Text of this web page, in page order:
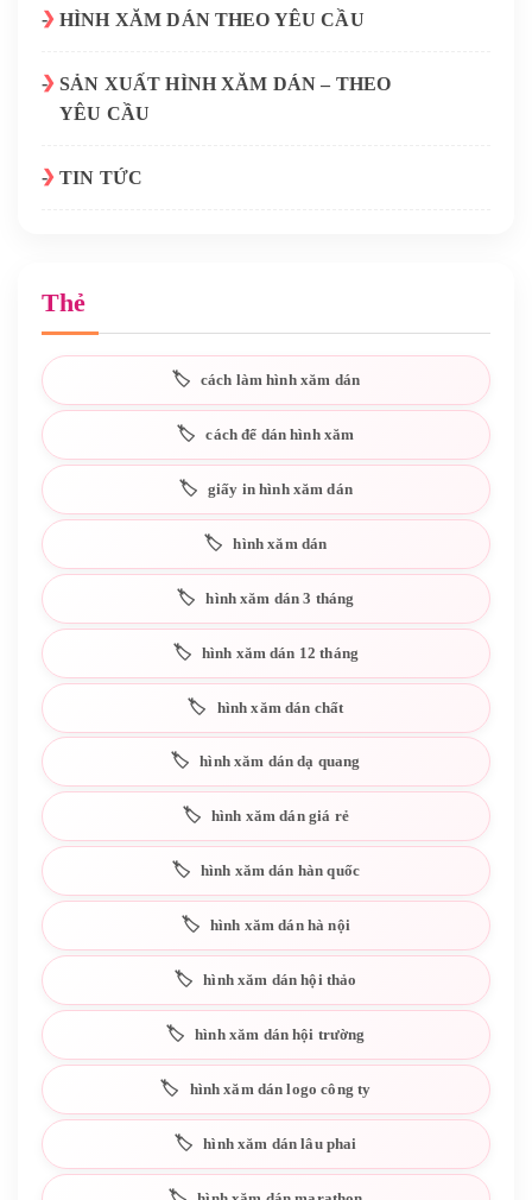
HÌNH XĂM DÁN THEO YÊU CẦU
SẢN XUẤT HÌNH XĂM DÁN – THEO
YÊU CẦU
TIN TỨC
Thẻ
cách làm hình xăm dán
cách để dán hình xăm
giấy in hình xăm dán
hình xăm dán
hình xăm dán 3 tháng
hình xăm dán 12 tháng
hình xăm dán chất
hình xăm dán dạ quang
hình xăm dán giá rẻ
hình xăm dán hàn quốc
hình xăm dán hà nội
hình xăm dán hội thảo
hình xăm dán hội trường
hình xăm dán logo công ty
hình xăm dán lâu phai